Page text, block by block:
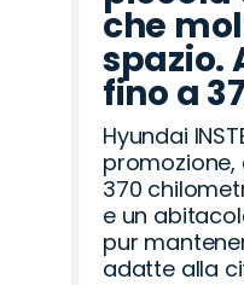
che
spazio.
fino a
Hyundai
370
e un
pur
adatte alla